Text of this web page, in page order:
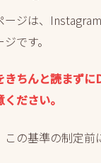
ージは、
です。
きちんと読まずに
ださい。
この基準の制定前